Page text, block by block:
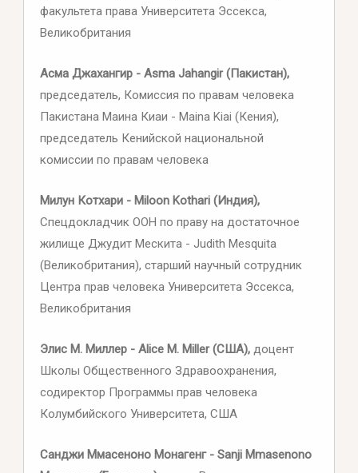
факультета права Университета Эссекса,
Великобритания
Асма Джахангир - Asma Jahangir (Пакистан),
председатель, Комиссия по правам человека
Пакистана Маина Киаи - Maina Kiai (Кения),
председатель Кенийской национальной
комиссии по правам человека
Милун Котхари - Miloon Kothari (Индия),
Спецдокладчик ООН по праву на достаточное
жилище Джудит Мескита - Judith Mesquita
(Великобритания), старший научный сотрудник
Центра прав человека Университета Эссекса,
Великобритания
Элис М. Миллер - Alice M. Miller (США),доцент
Школы Общественного Здравоохранения,
содиректор Программы прав человека
Колумбийского Университета, США
Санджи Ммасеноно Монагенг - Sanji Mmasenono